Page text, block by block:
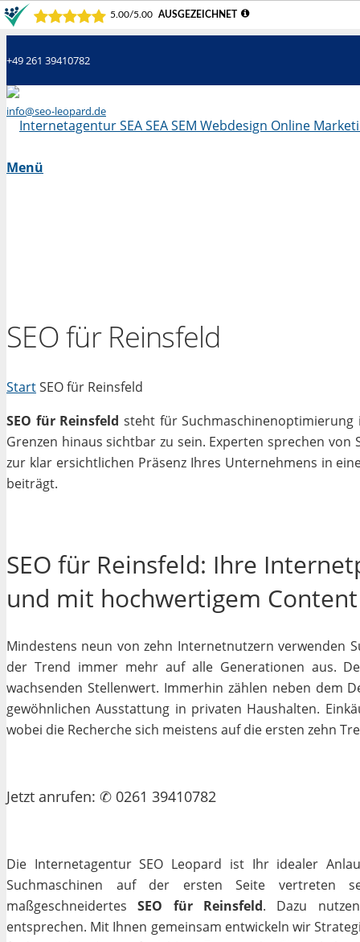
+49 261 39410782
info@seo-leopard.de
Menü
SEO für Reinsfeld
StartSEO für Reinsfeld
SEO für Reinsfeld steht für
Grenzen hinaus sichtbar zu sein. Experten sprechen von
zur klar ersichtlichen Präsenz Ihres Unternehmens in
beiträgt.
SEO für Reinsfeld: Ihre
und mit hochwertigem Content
Mindestens neun von zehn Internetnutzern verwenden
der Trend immer mehr auf alle Generationen aus.
wachsenden Stellenwert. Immerhin zählen neben dem
gewöhnlichen Ausstattung in privaten Haushalten.
wobei die Recherche sich meistens auf die ersten zehn
Jetzt anrufen: ✆ 0261 39410782
Die Internetagentur SEO Leopard ist Ihr idealer
Suchmaschinen auf der ersten Seite vertreten
maßgeschneidertesSEO für Reinsfeld. Dazu
entsprechen. Mit Ihnen gemeinsam entwickeln wir